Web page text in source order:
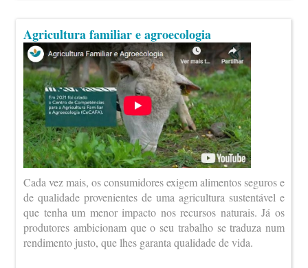
Agricultura familiar e agroecologia
Cada vez mais, os consumidores exigem alimentos seguros e
de qualidade provenientes de uma agricultura sustentável e
que tenha um menor impacto nos recursos naturais. Já os
produtores ambicionam que o seu trabalho se traduza num
rendimento justo, que lhes garanta qualidade de vida.